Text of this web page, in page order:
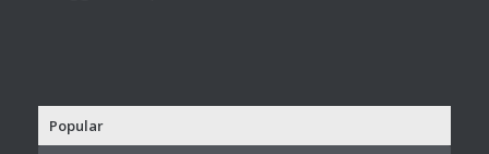
Popular